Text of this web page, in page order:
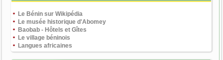
Le Bénin sur Wikipédia
Le musée historique d'Abomey
Baobab - Hôtels et Gîtes
Le village béninois
Langues africaines